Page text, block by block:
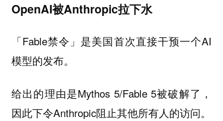
OpenAI被Anthropic拉下水
「Fable禁令」是美国首次直接干预一个AI
模型的发布。
给出的理由是Mythos 5/Fable 5被破解了，
因此下令Anthropic阻止其他所有人的访问。